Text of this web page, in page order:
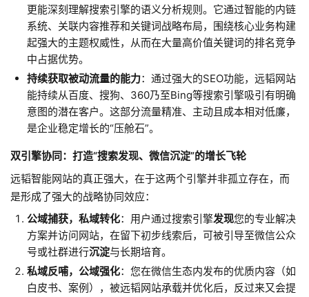
更能深刻理解搜索引擎的语义分析规则。它通过智能的内链
系统、关联内容推荐和关键词战略布局，围绕核心业务构建
起强大的主题权威性，从而在大量高价值关键词的排名竞争
中占据优势。
持续获取被动流量的能力​：通过强大的SEO功能，远韬网站
能持续从百度、搜狗、360乃至Bing等搜索引擎吸引有明确
意图的潜在客户。这部分流量精准、主动且成本相对低廉，
是企业稳定增长的“压舱石”。
双引擎协同：打造“搜索发现、微信沉淀”的增长飞轮
远韬智能网站的真正强大，在于这两个引擎并非孤立存在，而
是形成了强大的战略协同效应：
公域捕获，私域转化​：用户通过搜索引擎发现您的专业解决
方案并访问网站，在留下初步线索后，可被引导至微信公众
号或社群进行沉淀与长期培育。
私域反哺，公域强化​：您在微信生态内发布的优质内容（如
白皮书、案例），被远韬网站承载并优化后，反过来又会提